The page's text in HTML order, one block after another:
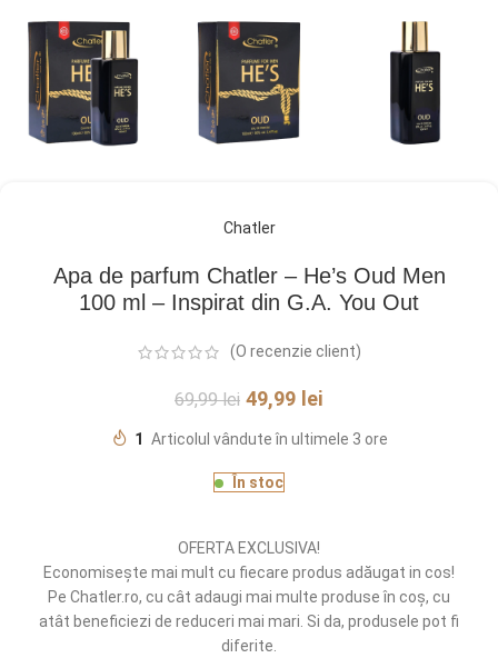
Chatler
Apa de parfum Chatler – He’s Oud Men
100 ml – Inspirat din G.A. You Out
(O recenzie client)
69,99lei 49,99 lei
1 Articolul vândute în ultimele 3 ore
În stoc
OFERTA EXCLUSIVA!
Economisește mai mult cu fiecare produs adăugat in cos!
Pe Chatler.ro, cu cât adaugi mai multe produse în coș, cu
atât beneficiezi de reduceri mai mari. Si da, produsele pot fi
diferite.